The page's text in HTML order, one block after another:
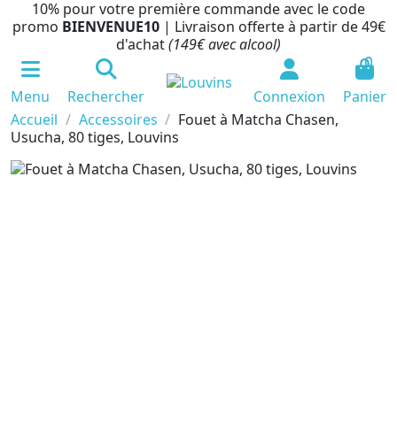
10% pour votre première commande avec le code
promo BIENVENUE10 | Livraison offerte à partir de 49€
d'achat(149€ avec alcool)
Menu Rechercher Connexion
0
Panier
Accueil
Accessoires
Fouet à Matcha Chasen,
Usucha, 80 tiges, Louvins